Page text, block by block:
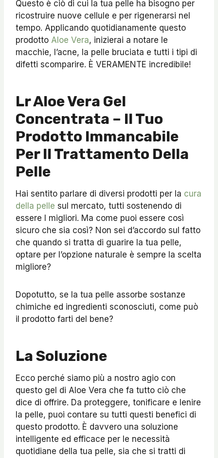
Questo è ciò di cui la tua pelle ha bisogno per
ricostruire nuove cellule e per rigenerarsi nel
tempo. Applicando quotidianamente questo
prodotto Aloe Vera, inizierai a notare le
macchie, l’acne, la pelle bruciata e tutti i tipi di
difetti scomparire. È VERAMENTE incredibile!
Lr Aloe Vera Gel
Concentrata – Il Tuo
Prodotto Immancabile
Per Il Trattamento Della
Pelle
Hai sentito parlare di diversi prodotti per la cura
della pelle sul mercato, tutti sostenendo di
essere I migliori. Ma come puoi essere così
sicuro che sia così? Non sei d’accordo sul fatto
che quando si tratta di guarire la tua pelle,
optare per l’opzione naturale è sempre la scelta
migliore?
Dopotutto, se la tua pelle assorbe sostanze
chimiche ed ingredienti sconosciuti, come può
il prodotto farti del bene?
La Soluzione
Ecco perché siamo più a nostro agio con
questo gel di Aloe Vera che fa tutto ciò che
dice di offrire. Da proteggere, tonificare e lenire
la pelle, puoi contare su tutti questi benefici di
questo prodotto. È davvero una soluzione
intelligente ed efficace per le necessità
quotidiane della tua pelle, sia che si tratti di